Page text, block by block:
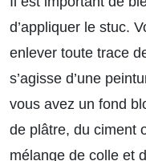
d’appliquer le stuc.
enlever toute trace
s’agisse d’une
vous avez un fond
de plâtre, du ciment
mélange de colle et